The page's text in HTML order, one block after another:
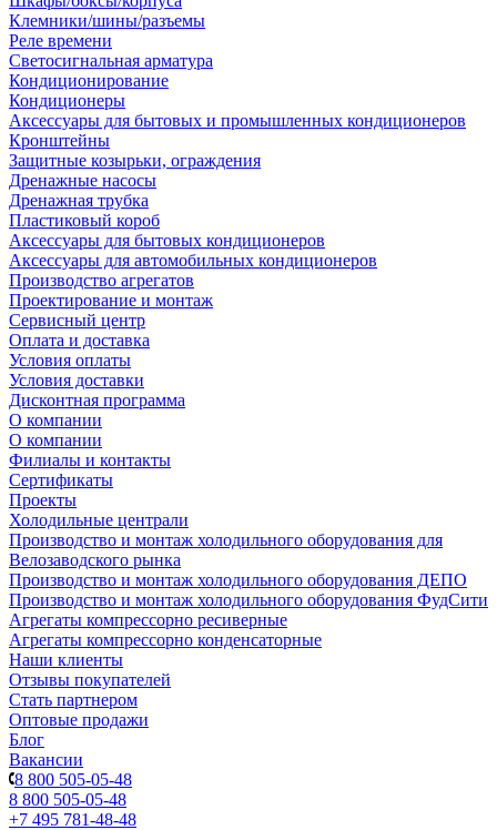
Клемники/шины/разъемы
Реле времени
Светосигнальная арматура
Кондиционирование
Кондиционеры
Аксессуары для бытовых и промышленных кондиционеров
Кронштейны
Защитные козырьки, ограждения
Дренажные насосы
Дренажная трубка
Пластиковый короб
Аксессуары для бытовых кондиционеров
Аксессуары для автомобильных кондиционеров
Производство агрегатов
Проектирование и монтаж
Сервисный центр
Оплата и доставка
Условия оплаты
Условия доставки
Дисконтная программа
О компании
О компании
Филиалы и контакты
Сертификаты
Проекты
Холодильные централи
Производство и монтаж холодильного оборудования для
Велозаводского рынка
Производство и монтаж холодильного оборудования ДЕПО
Производство и монтаж холодильного оборудования ФудСити
Агрегаты компрессорно ресиверные
Агрегаты компрессорно конденсаторные
Наши клиенты
Отзывы покупателей
Стать партнером
Оптовые продажи
Блог
Вакансии
8 800 505-05-48
8 800 505-05-48
+7 495 781-48-48